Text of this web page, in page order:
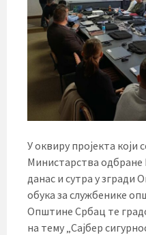
У оквиру пројекта
Министарства одбране
данас и сутра у
обука за службенике
Општине Србац те
на тему „Сајбер